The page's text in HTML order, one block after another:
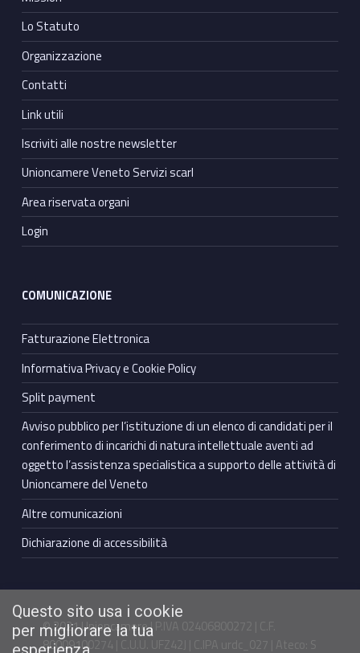
Lo Statuto
Organizzazione
Contatti
Link utili
Iscriviti alle nostre newsletter
Unioncamere Veneto Servizi scarl
Area riservata organi
Login
COMUNICAZIONE
Fatturazione Elettronica
Informativa Privacy e Cookie Policy
Split payment
Avviso pubblico per l’istituzione di un elenco di candidati per il
conferimento di incarichi di natura intellettuale aventi ad
oggetto l’assistenza specialistica a supporto delle attività di
Unioncamere del Veneto
Altre comunicazioni
Dichiarazione di accessibilità
© 2021 Unioncamere | P.IVA 02406800272 | C.F.
80009100274 | C.U.U. UFZ42J | C.IPA urdc_027 | Ateco: S
Questo sito usa i cookie
per migliorare la tua